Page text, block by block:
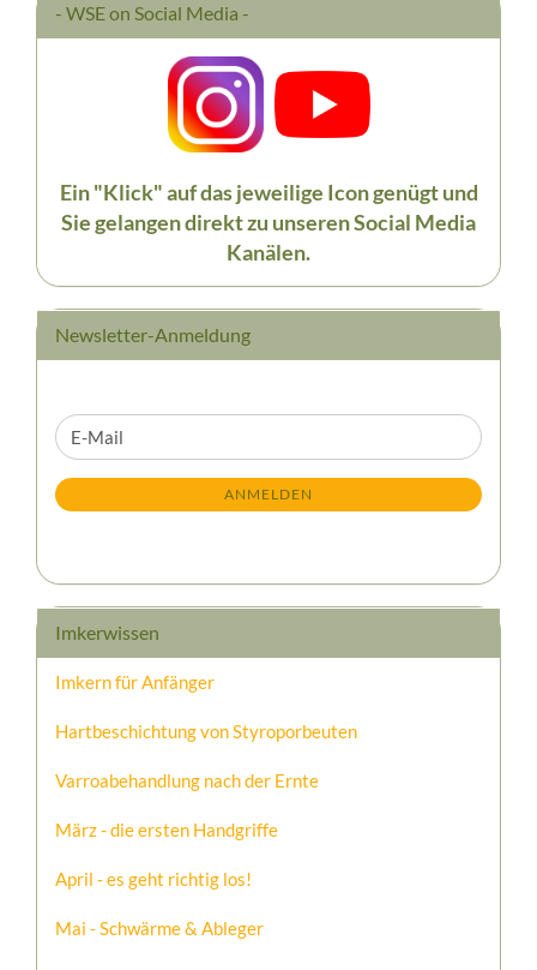
- WSE on Social Media -
Ein "Klick" auf das jeweilige Icon genügt und
Sie gelangen direkt zu unseren Social Media
Kanälen.
Newsletter-Anmeldung
WEITER
ZUR
NEWSLETTER-
ANMELDUNG
E-
Mail
ANMELDEN
Imkerwissen
Imkern für Anfänger
Hartbeschichtung von Styroporbeuten
Varroabehandlung nach der Ernte
März - die ersten Handgriffe
April - es geht richtig los!
Mai - Schwärme & Ableger